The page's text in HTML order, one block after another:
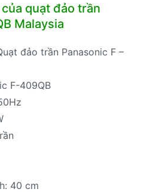
quạt đảo trần
Malaysia
đảo trần Panasonic F –
F-409QB
40 cm